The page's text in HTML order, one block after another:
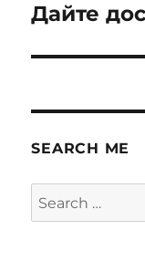
Next
Дайте
SEARCH ME
Search
for: